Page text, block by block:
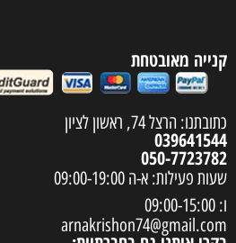
קנייה מאובטחת
כתובתנו: הרצל 74, ראשון לציון
039641544
050-7723782
שעות פעילות: א-ה 09:00-19:00
ו: 09:00-15:00
arnakrishon74@gmail.com